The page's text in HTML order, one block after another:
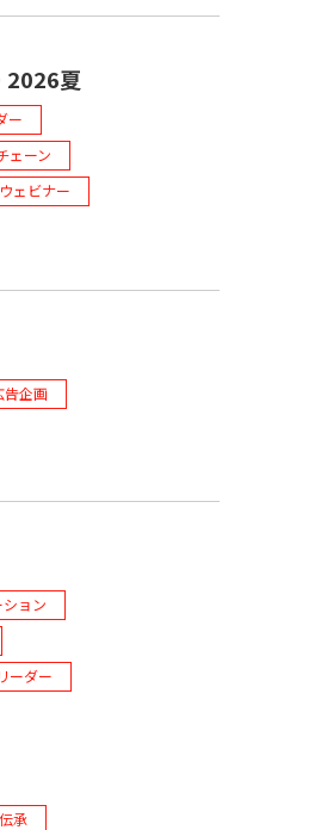
2026夏
ー
ェーン
ェビナー
告企画
ョン
ーダー
承